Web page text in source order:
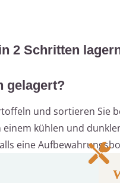
2 Schritten
gelagert?
und sortieren Sie
einem kühlen und
eine